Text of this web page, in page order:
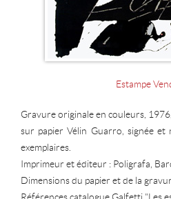
Estampe
Gravure originale en couleurs,
sur papier Vélin Guarro, signée
exemplaires.
Imprimeur et éditeur : Poligrafa,
Dimensions du papier et de la
Références catalogue Galfetti "Les